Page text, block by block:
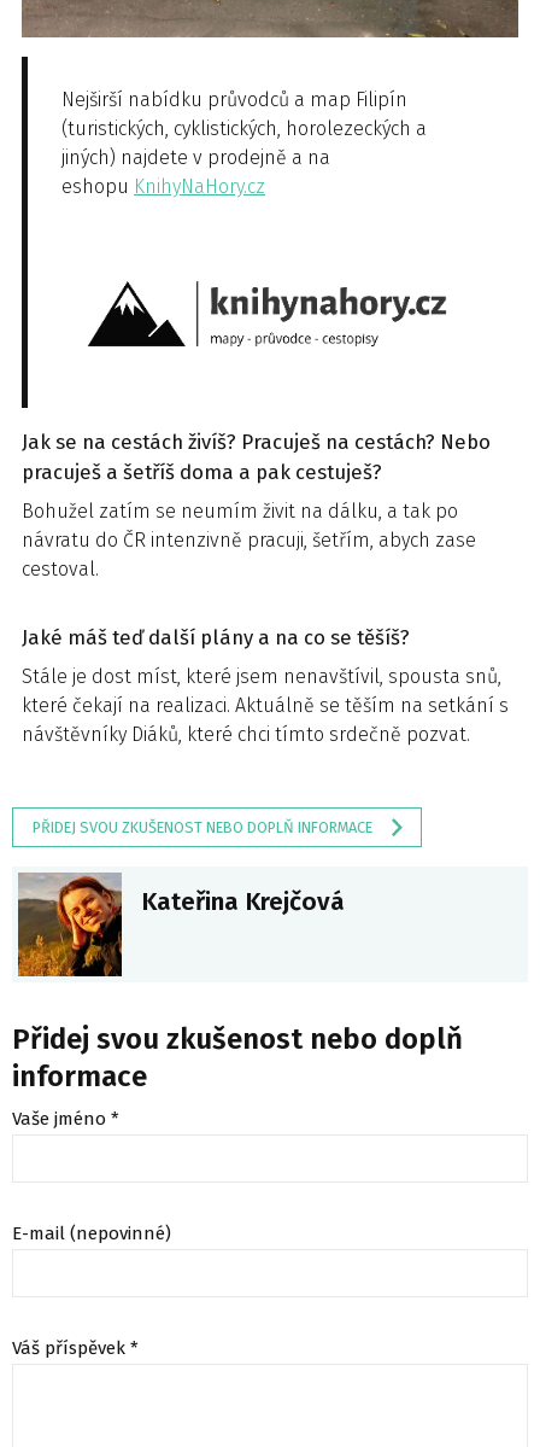
Nejširší nabídku průvodců a map Filipín
(turistických, cyklistických, horolezeckých a
jiných) najdete v prodejně a na
eshopu KnihyNaHory.cz
Jak se na cestách živíš? Pracuješ na cestách? Nebo
pracuješ a šetříš doma a pak cestuješ?
Bohužel zatím se neumím živit na dálku, a tak po
návratu do ČR intenzivně pracuji, šetřím, abych zase
cestoval.
Jaké máš teď další plány a na co se těšíš?
Stále je dost míst, které jsem nenavštívil, spousta snů,
které čekají na realizaci. Aktuálně se těším na setkání s
návštěvníky Diáků, které chci tímto srdečně pozvat.
PŘIDEJ SVOU ZKUŠENOST NEBO DOPLŇ INFORMACE
Kateřina Krejčová
Přidej svou zkušenost nebo doplň
informace
Vaše jméno *
E-mail (nepovinné)
Váš příspěvek *